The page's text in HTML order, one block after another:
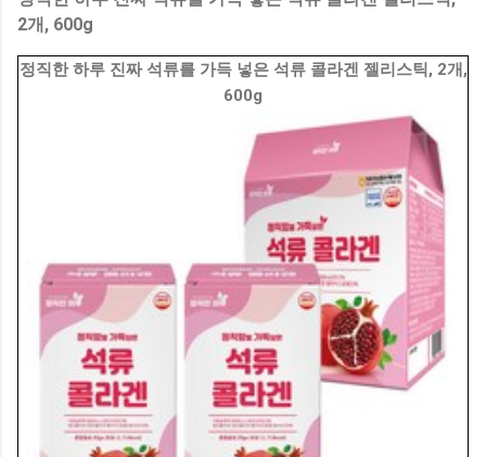
2개, 600g
정직한 하루 진짜 석류를 가득 넣은 석류 콜라겐 젤리스틱, 2개,
600g